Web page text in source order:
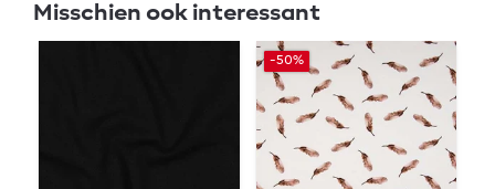
Misschien ook interessant
-50%